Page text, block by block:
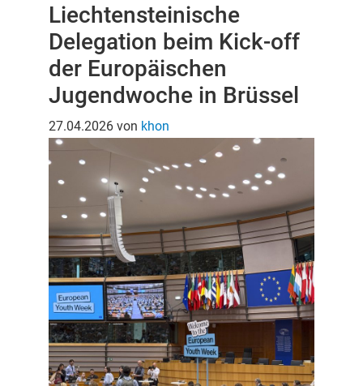
Liechtensteinische
Delegation beim Kick-off
der Europäischen
Jugendwoche in Brüssel
27.04.2026 von khon